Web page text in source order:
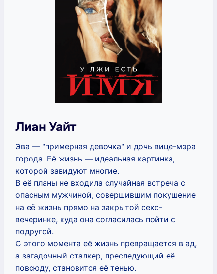
Лиан Уайт
Эва — "примерная девочка" и дочь вице-мэра
города. Её жизнь — идеальная картинка,
которой завидуют многие.
В её планы не входила случайная встреча с
опасным мужчиной, совершившим покушение
на её жизнь прямо на закрытой секс-
вечеринке, куда она согласилась пойти с
подругой.
С этого момента её жизнь превращается в ад,
а загадочный сталкер, преследующий её
повсюду, становится её тенью.